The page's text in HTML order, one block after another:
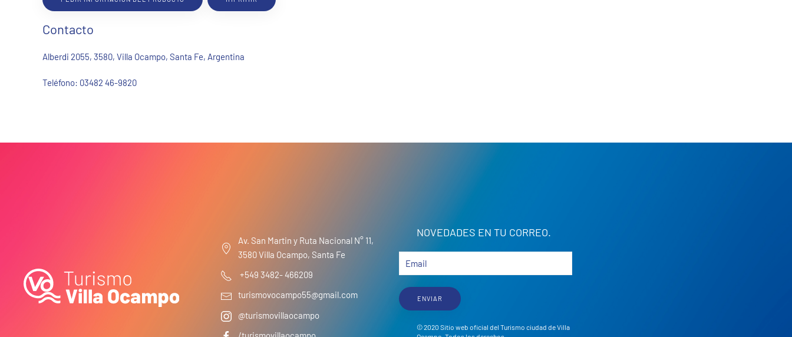
Contacto
Alberdi 2055, 3580, Villa Ocampo, Santa Fe, Argentina
Teléfono: 03482 46-9820
Av. San Martin y Ruta Nacional N° 11,
3580 Villa Ocampo, Santa Fe
+549 3482- 466209
turismovocampo55@gmail.com
@turismovillaocampo
NOVEDADES EN TU CORREO.
ENVIAR
© 2020 Sitio web oficial del Turismo ciudad de Villa